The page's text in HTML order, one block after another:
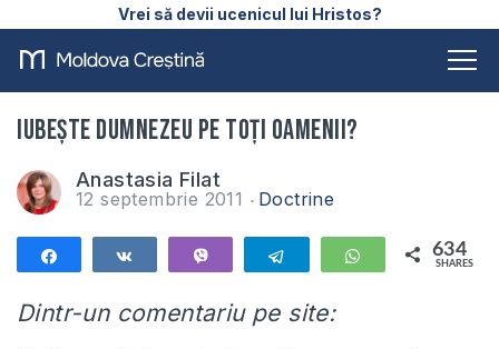
Vrei să devii ucenicul lui Hristos?
Iubește Dumnezeu pe toți oamenii?
Anastasia Filat
12 septembrie 2011 Doctrine
Telegram WhatsApp
634
SHARES
Dintr-un comentariu pe site: